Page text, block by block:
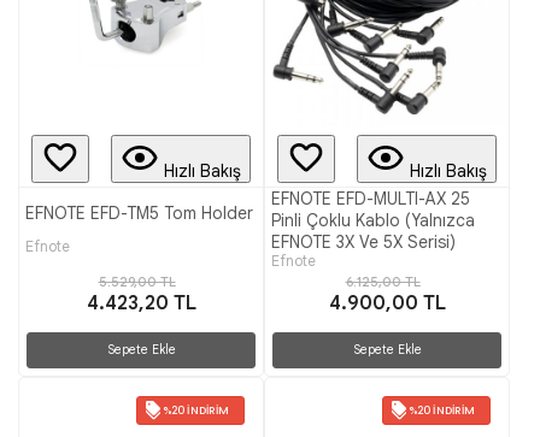
Hızlı Bakış
EFNOTE EFD-TM5 Tom Holder
Efnote
5.529,00 TL
4.423,20 TL
Sepete Ekle
Hızlı Bakış
EFNOTE EFD-MULTI-AX 25
Pinli Çoklu Kablo (Yalnızca
EFNOTE 3X Ve 5X Serisi)
Efnote
6.125,00 TL
4.900,00 TL
Sepete Ekle
%20 İNDIRIM %20 İNDIRIM